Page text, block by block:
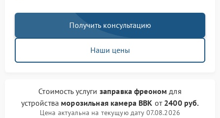
Получить консультацию
Наши цены
Стоимость услуги заправка фреоном для
устройства морозильная камера BBK от 2400 руб.
Цена актуальна на текущую дату 07.08.2026